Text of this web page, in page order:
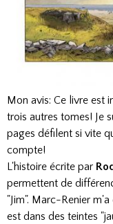
Mon avis: Ce livre est
trois autres tomes! Je
pages défilent si vite
compte!
L'histoire écrite par
permettent de
"Jim". Marc-Renier
est dans des teintes